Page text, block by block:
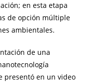
en esta etapa
de opción múltiple
ambientales.
de una
presentó en un video